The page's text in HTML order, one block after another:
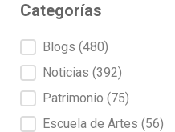
Categorías
Categorías
Blogs (480)
Noticias (392)
Patrimonio (75)
Escuela de Artes (56)